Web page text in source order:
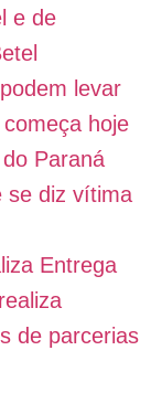
e de
levar
hoje
Paraná
se diz vítima
Entrega
de parcerias